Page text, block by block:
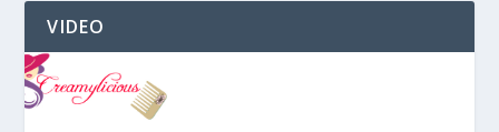
VIDEO